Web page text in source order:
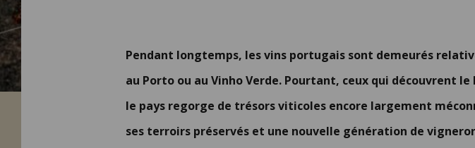
Pendant longtemps, les vins portugais sont demeurés
au Porto ou au Vinho Verde. Pourtant, ceux qui découvrent
le pays regorge de trésors viticoles encore largement
ses terroirs préservés et une nouvelle génération de